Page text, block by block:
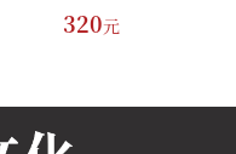
320元